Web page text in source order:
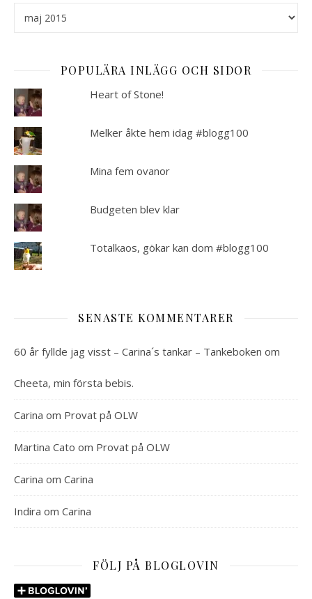
POPULÄRA INLÄGG OCH SIDOR
Heart of Stone!
Melker åkte hem idag #blogg100
Mina fem ovanor
Budgeten blev klar
Totalkaos, gökar kan dom #blogg100
SENASTE KOMMENTARER
60 år fyllde jag visst – Carina´s tankar – Tankeboken om
Cheeta, min första bebis.
Carina om Provat på OLW
Martina Cato om Provat på OLW
Carina om Carina
Indira om Carina
FÖLJ PÅ BLOGLOVIN